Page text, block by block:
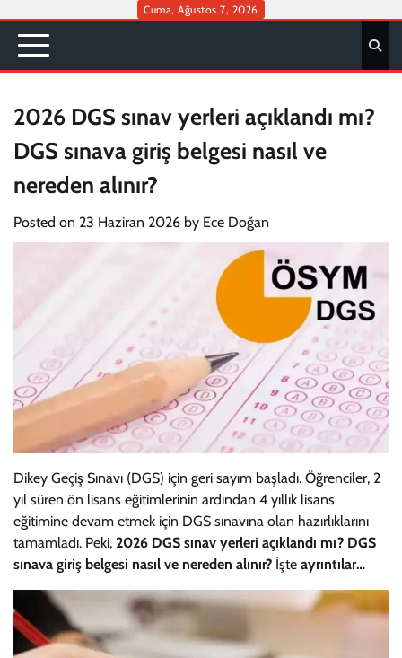
content
Cuma, Ağustos 7, 2026
2026 DGS sınav yerleri açıklandı mı?
DGS sınava giriş belgesi nasıl ve
nereden alınır?
Posted on 23 Haziran 2026 by Ece Doğan
Dikey Geçiş Sınavı (DGS) için geri sayım başladı. Öğrenciler, 2
yıl süren ön lisans eğitimlerinin ardından 4 yıllık lisans
eğitimine devam etmek için DGS sınavına olan hazırlıklarını
tamamladı. Peki, 2026 DGS sınav yerleri açıklandı mı? DGS
sınava giriş belgesi nasıl ve nereden alınır? İşte ayrıntılar…